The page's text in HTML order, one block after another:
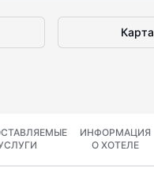
Карта
ИНФОРМАЦИЯ
О ХОТЕЛЕ